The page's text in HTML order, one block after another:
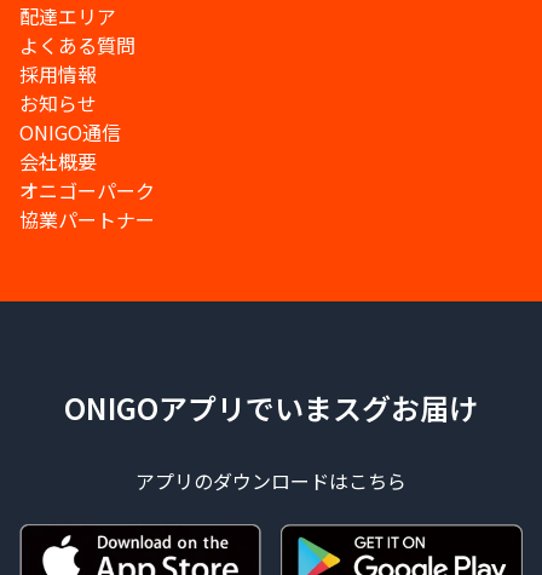
配達エリア
よくある質問
採用情報
お知らせ
ONIGO通信
会社概要
オニゴーパーク
協業パートナー
ONIGOアプリでいまスグお届け
アプリのダウンロードはこちら